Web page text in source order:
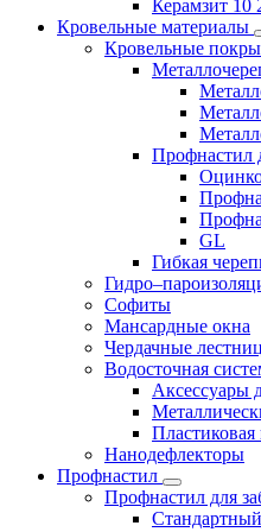
Керамзит 10
Кровельные материалы
Кровельные
Профнастил
GL
Гибкая
Софиты
Мансардные окна
Чердачные
Водосточная
Аксессуары
Пластиковая
Нанодефлекторы
Профнастил
Профнастил для